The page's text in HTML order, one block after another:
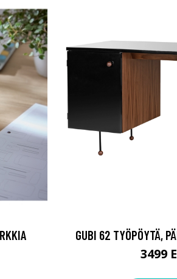
GUBI 62 TYÖPÖYTÄ,
3499